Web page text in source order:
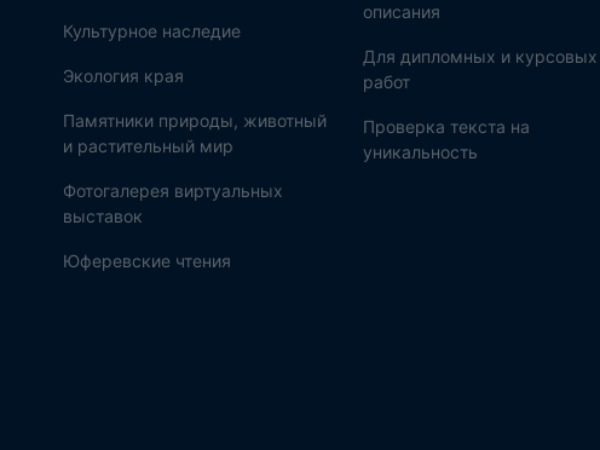
Культурное наследие
Экология края
Памятники природы, животный
и растительный мир
Фотогалерея виртуальных
выставок
Юферевские чтения
описания
Для дипломных и курсовых
работ
Проверка текста на
уникальность